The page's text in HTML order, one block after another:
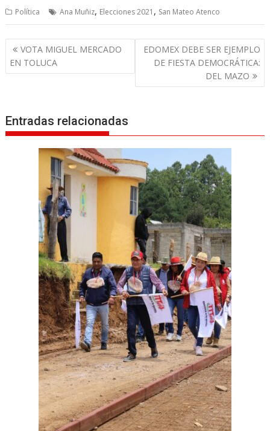
Política Ana Muñiz, Elecciones 2021 , San Mateo Atenco
N
a
v
a
c
VOTA MIGUEL MERCADO
EN TOLUCA
EDOMEX DEBE SER EJEMPLO
DE FIESTA DEMOCRÁTICA:
DEL MAZO
Entradas relacionadas